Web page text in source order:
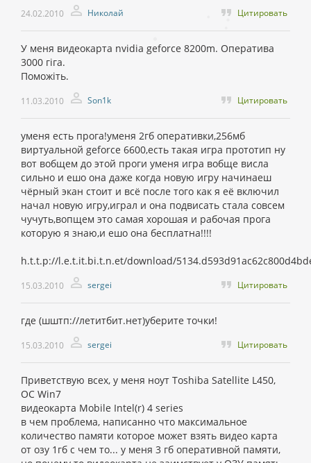
24.02.2010 Николай Цитировать
У меня видеокарта nvidia geforce 8200m. Оператива
3000 гіга.
Поможіть.
11.03.2010 Son1k Цитировать
уменя есть прога!уменя 2гб оперативки,256мб
виртуальной geforce 6600,есть такая игра прототип ну
вот вобщем до этой проги уменя игра вобще висла
сильно и ешо она даже когда новую игру начинаеш
чёрный экан стоит и всё после того как я её включил
начал новую игру,играл и она подвисать стала совсем
чучуть,вопщем это самая хорошая и рабочая прога
которую я знаю,и ешо она бесплатна!!!!
h.t.t.p://l.e.t.it.bi.t.n.et/download/
15.03.2010 sergei Цитировать
где (шштп://летитбит.нет)уберите точки!
15.03.2010 sergei Цитировать
Приветствую всех, у меня ноут Toshiba Satellite L450,
ОС Win7
видеокарта Mobile Intel(r) 4 series
в чем проблема, написанно что максимальное
количество памяти которое может взять видео карта
от озу 1гб с чем то... у меня 3 гб оперативной памяти,